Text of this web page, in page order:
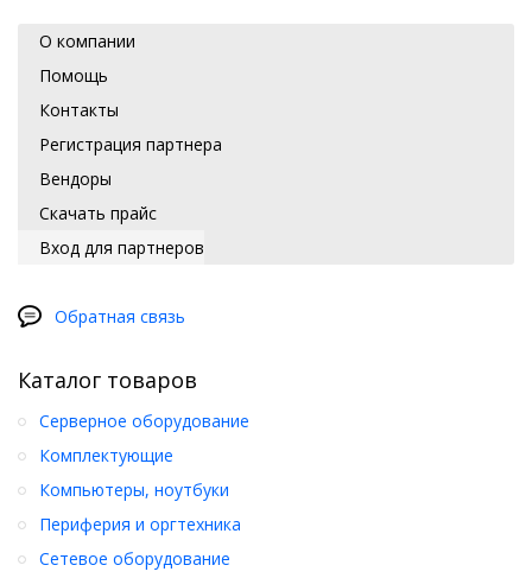
О компании
Помощь
Контакты
Регистрация партнера
Вендоры
Скачать прайс
Вход для партнеров
Обратная связь
Каталог товаров
Серверное оборудование
Комплектующие
Компьютеры, ноутбуки
Периферия и оргтехника
Сетевое оборудование